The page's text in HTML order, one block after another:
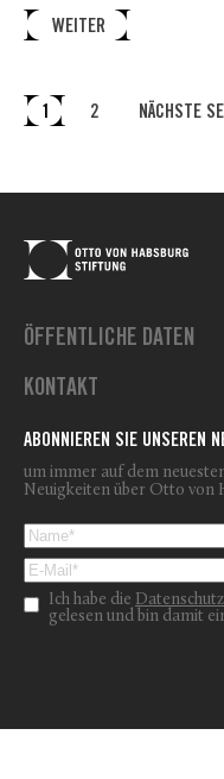
WEITER
1 2 NÄCHSTE
ÖFFENTLICHE DATEN
KONTAKT
ABONNIEREN SIE UNSEREN
um immer auf dem
Neuigkeiten über Otto von
Ich habe die
gelesen und bin damit